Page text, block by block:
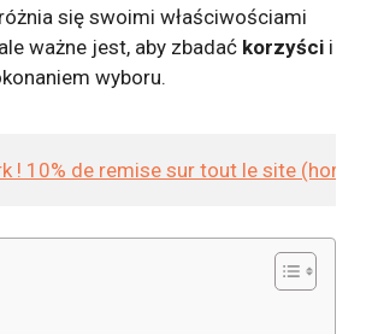
się swoimi właściwościami
ważne jest, aby zbadać korzyści i
wyboru.
! 10% de remise sur tout le site (hors